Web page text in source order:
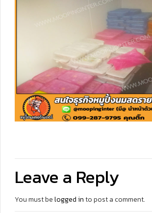
Leave a Reply
You must belogged into post a comment.